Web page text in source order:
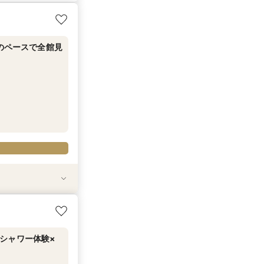
ペースで全館見
万円分のワン
ャワー体験×